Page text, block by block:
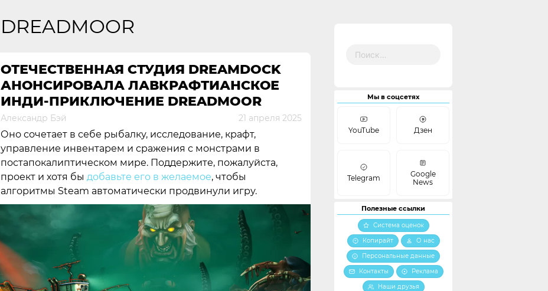
DREADMOOR
ОТЕЧЕСТВЕННАЯ СТУДИЯ DREAMDOCK
АНОНСИРОВАЛА ЛАВКРАФТИАНСКОЕ
ИНДИ-ПРИКЛЮЧЕНИЕ DREADMOOR
Александр Бэй 21 апреля 2025
Оно сочетает в себе рыбалку, исследование, крафт,
управление инвентарем и сражения с монстрами в
постапокалиптическом мире. Поддержите, пожалуйста,
проект и хотя бы добавьте его в желаемое, чтобы
алгоритмы Steam автоматически продвинули игру.
Мы в соцсетях
YouTube Дзен
Telegram
Google
News
Полезные ссылки
Система оценок
Копирайт
О нас
Персональные данные
Контакты
Реклама
Наши друзья